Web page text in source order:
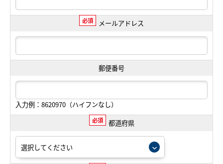
必須 メールアドレス
郵便番号
入力例：8620970（ハイフンなし）
必須 都道府県